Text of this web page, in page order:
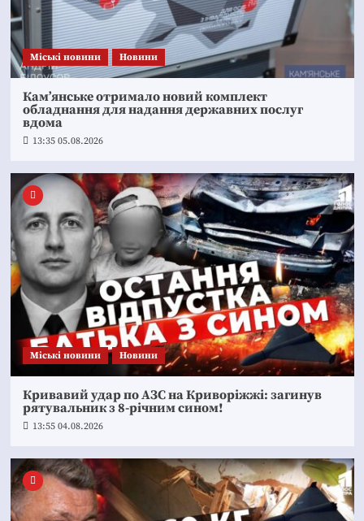
Mіські новини Новини
Кам’янське отримало новий комплект
обладнання для надання державних послуг
вдома
13:35 05.08.2026
Mіські новини Новини
Кривавий удар по АЗС на Криворіжжі: загинув
рятувальник з 8-річним сином!
13:55 04.08.2026